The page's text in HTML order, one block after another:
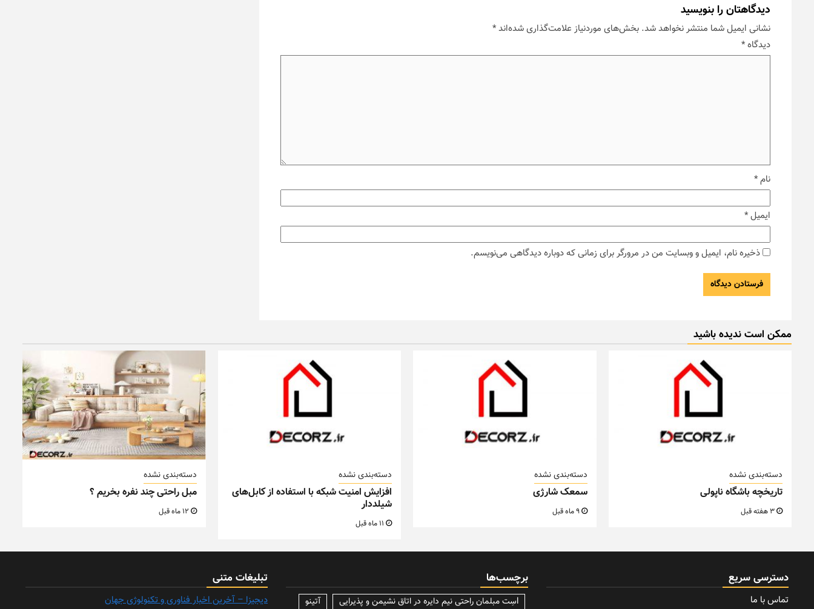
دیدگاهتان را بنویسید
نشانی ایمیل شما منتشر نخواهد شد. بخش‌های موردنیاز علامت‌گذاری شده‌اند*
دیدگاه*
نام*
ایمیل*
ذخیره نام، ایمیل و وبسایت من در مرورگر برای زمانی که دوباره دیدگاهی می‌نویسم.
ممکن است ندیده باشید
دسته‌بندی نشده
تاریخچه باشگاه ناپولی
دسته‌بندی نشده
سمعک شارژی
9 ماه قبل
دسته‌بندی نشده
افزایش امنیت شبکه با استفاده از کابل‌های
شیلددار
دسته‌بندی نشده
مبل راحتی چند نفره بخریم ؟
دسترسی سریع
تماس با ما
برچسب‌ها
lسِت مبلمان راحتی نیم دایره در اتاق نشیمن و پذیرایی آتینو
تبلیغات متنی
دیجیزا – آخرین اخبار فناوری و تکنولوژی جهان